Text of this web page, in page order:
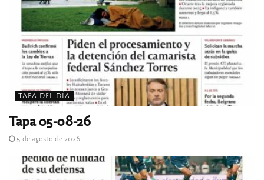
TAPA DEL DÍA
Tapa 05-08-26
5 de agosto de 2026